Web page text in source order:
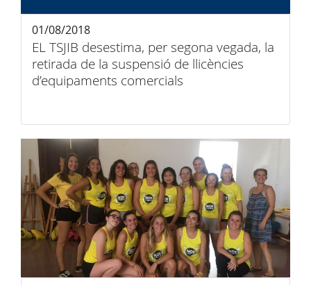
EL TSJIB desestima, per segona vegada, la
retirada de la suspensió de llicències
d’equipaments comercials
01/08/2018